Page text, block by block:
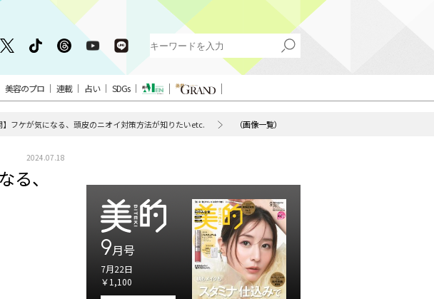
美容のプロ 連載 占い SDGs
】フケが気になる、頭皮のニオイ対策方法が知りたいetc. （画像一覧）
2024.07.18
る、
9月号
7月22日
￥1,100